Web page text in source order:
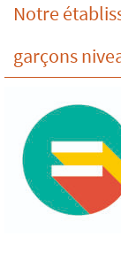
Notre
garçons